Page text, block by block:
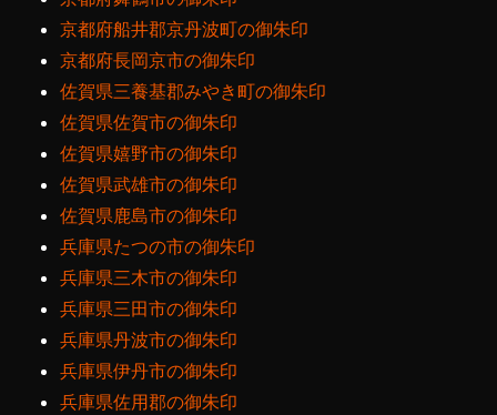
京都府船井郡京丹波町の御朱印
京都府長岡京市の御朱印
佐賀県三養基郡みやき町の御朱印
佐賀県佐賀市の御朱印
佐賀県嬉野市の御朱印
佐賀県武雄市の御朱印
佐賀県鹿島市の御朱印
兵庫県たつの市の御朱印
兵庫県三木市の御朱印
兵庫県三田市の御朱印
兵庫県丹波市の御朱印
兵庫県伊丹市の御朱印
兵庫県佐用郡の御朱印